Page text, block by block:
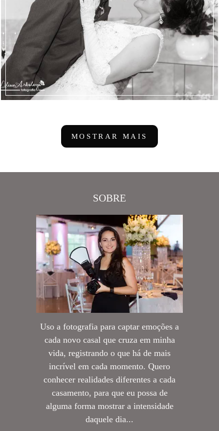
MOSTRAR MAIS
SOBRE
Uso a fotografia para captar emoções a
cada novo casal que cruza em minha
vida, registrando o que há de mais
incrível em cada momento. Quero
conhecer realidades diferentes a cada
casamento, para que eu possa de
alguma forma mostrar a intensidade
daquele dia...